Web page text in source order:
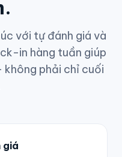
với tự đánh giá và
in hàng tuần giúp
phải chỉ cuối
giá